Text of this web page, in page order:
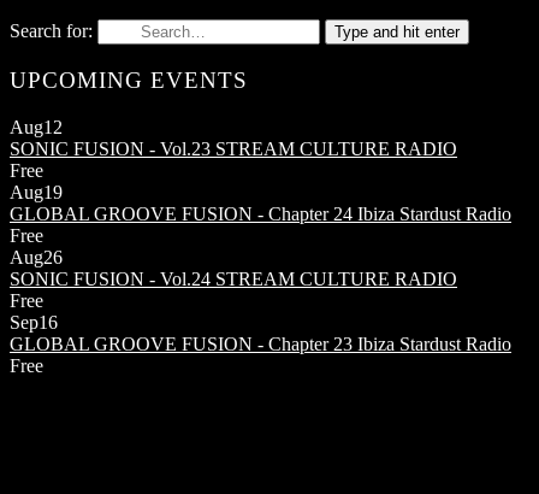
Search for: Type and hit enter
UPCOMING EVENTS
Aug12
SONIC FUSION - Vol.23 STREAM CULTURE RADIO
Free
Aug19
GLOBAL GROOVE FUSION - Chapter 24 Ibiza Stardust Radio
Free
Aug26
SONIC FUSION - Vol.24 STREAM CULTURE RADIO
Free
Sep16
GLOBAL GROOVE FUSION - Chapter 23 Ibiza Stardust Radio
Free